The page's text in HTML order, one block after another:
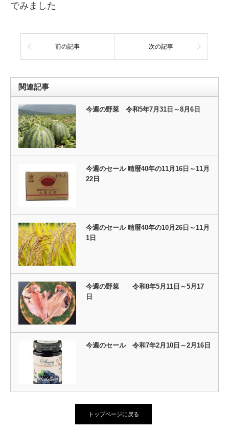
でみました
前の記事 次の記事
関連記事
今週の野菜 令和5年7月31日～8月6日
今週のセール 晴暦40年の11月16日～11月
22日
今週のセール 晴暦40年の10月26日～11月
1日
今週の野菜 令和8年5月11日～5月17
日
今週のセール 令和7年2月10日～2月16日
トップページに戻る